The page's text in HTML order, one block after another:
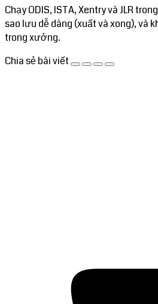
Chạy ODIS, ISTA, Xentry và JLR
sao lưu dễ dàng (xuất và xong), và
trong xưởng.
Chia sẻ bài viết